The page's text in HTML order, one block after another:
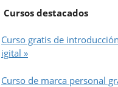
Cursos destacados
Curso gratis de
igital »
Curso de marca personal